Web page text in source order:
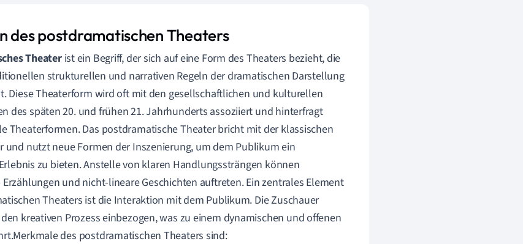
des postdramatischen Theaters
Theaterist ein Begriff, der sich auf eine Form des Theaters bezieht, die
strukturellen und narrativen Regeln der dramatischen Darstellung
Diese Theaterform wird oft mit den gesellschaftlichen und kulturellen
des späten 20. und frühen 21. Jahrhunderts assoziiert und hinterfragt
Theaterformen. Das postdramatische Theater bricht mit der klassischen
und nutzt neue Formen der Inszenierung, um dem Publikum ein
zu bieten. Anstelle von klaren Handlungssträngen können
und nicht-lineare Geschichten auftreten. Ein zentrales Element
Theaters ist die Interaktion mit dem Publikum. Die Zuschauer
kreativen Prozess einbezogen, was zu einem dynamischen und offenen
des postdramatischen Theaters sind: